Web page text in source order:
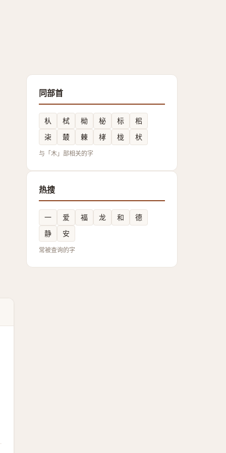
同部首
朲 栻 柪 柲 标
㭒
㭍
樷 㯥 㭳 栊 枤
与「木」部相关的字
热搜
一 爱 福 龙 和
德
静
安
常被查询的字